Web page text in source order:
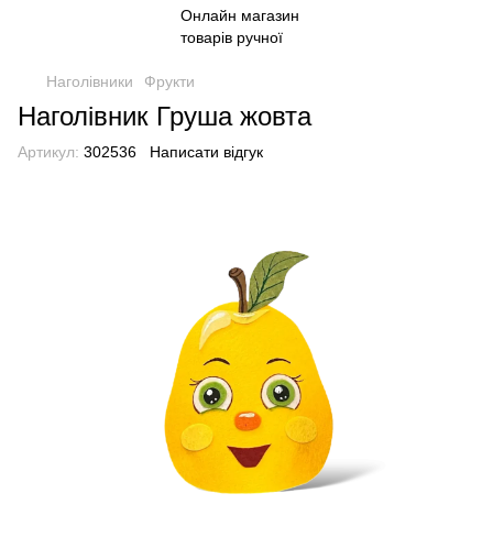
Наголівники Фрукти
Наголівник Груша жовта
Артикул: 302536 Написати відгук